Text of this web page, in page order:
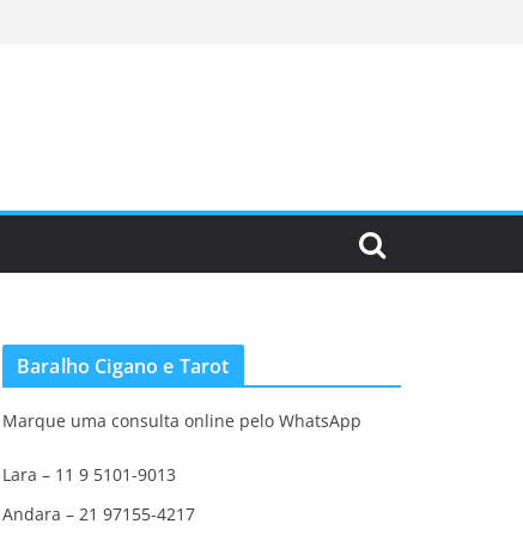
Baralho Cigano e Tarot
Marque uma consulta online pelo WhatsApp
Lara – 11 9 5101-9013
Andara – 21 97155-4217